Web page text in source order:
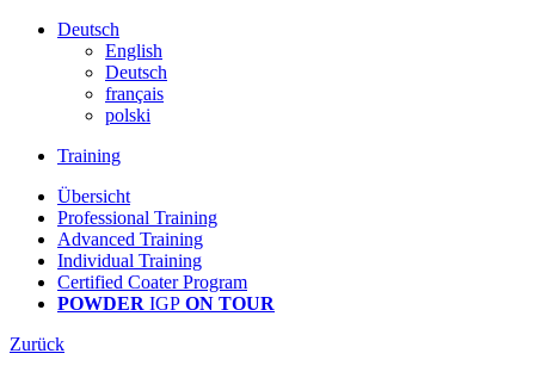
Deutsch
English
Deutsch
français
polski
Training
Übersicht
Professional Training
Advanced Training
Individual Training
Certified Coater Program
POWDER IGP ON TOUR
Zurück